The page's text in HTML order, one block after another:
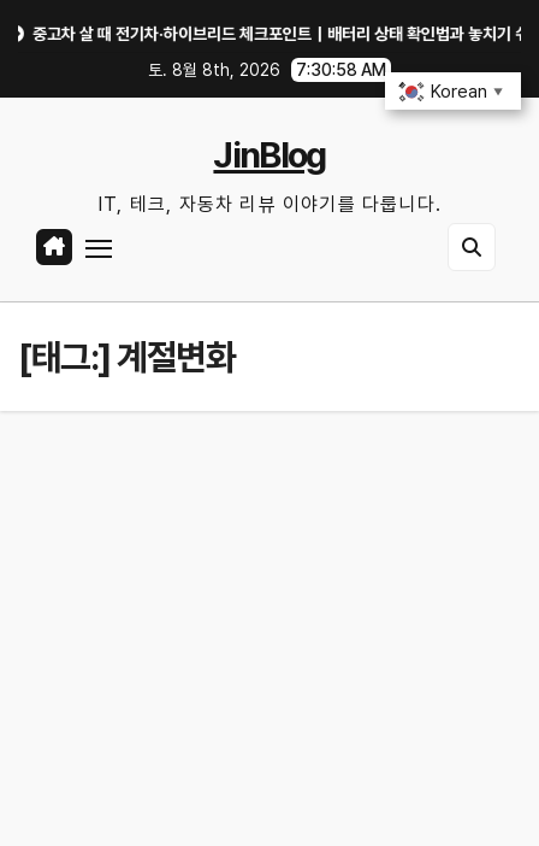
차 살 때 전기차·하이브리드 체크포인트｜배터리 상태 확인법과 놓치기 쉬운 위험
토. 8월 8th, 2026
7:30:58 AM
JinBlog
IT, 테크, 자동차 리뷰 이야기를 다룹니다.
[태그:]계절변화
Korean ▼